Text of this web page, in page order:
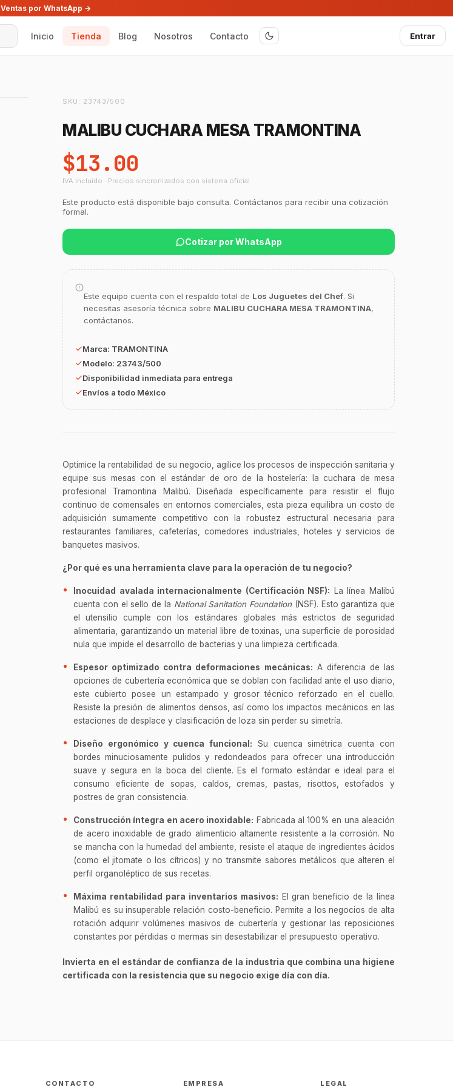
Ventas por WhatsApp →
Inicio Tienda Blog Nosotros Contacto Entrar
SKU: 23743/500
MALIBU CUCHARA MESA TRAMONTINA
$13.00
IVA incluido · Precios sincronizados con sistema oficial
Este producto está disponible bajo consulta. Contáctanos para recibir una cotización
formal.
Cotizar por WhatsApp
Este equipo cuenta con el respaldo total de Los Juguetes del Chef. Si
necesitas asesoría técnica sobre MALIBU CUCHARA MESA TRAMONTINA,
contáctanos.
Marca: TRAMONTINA
Modelo: 23743/500
Disponibilidad inmediata para entrega
Envíos a todo México
Optimice la rentabilidad de su negocio, agilice los procesos de inspección sanitaria y
equipe sus mesas con el estándar de oro de la hostelería: la cuchara de mesa
profesional Tramontina Malibú. Diseñada específicamente para resistir el flujo
continuo de comensales en entornos comerciales, esta pieza equilibra un costo de
adquisición sumamente competitivo con la robustez estructural necesaria para
restaurantes familiares, cafeterías, comedores industriales, hoteles y servicios de
banquetes masivos.
¿Por qué es una herramienta clave para la operación de tu negocio?
Inocuidad avalada internacionalmente (Certificación NSF): La línea Malibú
cuenta con el sello de la National Sanitation Foundation(NSF). Esto garantiza que
el utensilio cumple con los estándares globales más estrictos de seguridad
alimentaria, garantizando un material libre de toxinas, una superficie de porosidad
nula que impide el desarrollo de bacterias y una limpieza certificada.
Espesor optimizado contra deformaciones mecánicas: A diferencia de las
opciones de cubertería económica que se doblan con facilidad ante el uso diario,
este cubierto posee un estampado y grosor técnico reforzado en el cuello.
Resiste la presión de alimentos densos, así como los impactos mecánicos en las
estaciones de desplace y clasificación de loza sin perder su simetría.
Diseño ergonómico y cuenca funcional: Su cuenca simétrica cuenta con
bordes minuciosamente pulidos y redondeados para ofrecer una introducción
suave y segura en la boca del cliente. Es el formato estándar e ideal para el
consumo eficiente de sopas, caldos, cremas, pastas, risottos, estofados y
postres de gran consistencia.
Construcción íntegra en acero inoxidable: Fabricada al 100% en una aleación
de acero inoxidable de grado alimenticio altamente resistente a la corrosión. No
se mancha con la humedad del ambiente, resiste el ataque de ingredientes ácidos
(como el jitomate o los cítricos) y no transmite sabores metálicos que alteren el
perfil organoléptico de sus recetas.
Máxima rentabilidad para inventarios masivos: El gran beneficio de la línea
Malibú es su insuperable relación costo-beneficio. Permite a los negocios de alta
rotación adquirir volúmenes masivos de cubertería y gestionar las reposiciones
constantes por pérdidas o mermas sin desestabilizar el presupuesto operativo.
Invierta en el estándar de confianza de la industria que combina una higiene
certificada con la resistencia que su negocio exige día con día.
GastroBot
Asesor Chef Online
¡Hola Chef! 🍳 Soy GastroBot, tu
asesor de cocina profesional de
Métodos de envío y entrega
CONTACTO EMPRESA LEGAL